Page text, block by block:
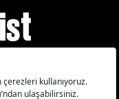
Çerezleri Sıfırla